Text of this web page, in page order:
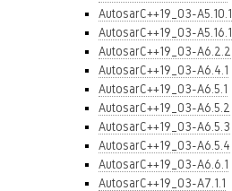
AutosarC++19_03-A5.10.1
AutosarC++19_03-A5.16.1
AutosarC++19_03-A6.2.2
AutosarC++19_03-A6.4.1
AutosarC++19_03-A6.5.1
AutosarC++19_03-A6.5.2
AutosarC++19_03-A6.5.3
AutosarC++19_03-A6.5.4
AutosarC++19_03-A6.6.1
AutosarC++19_03-A7.1.1